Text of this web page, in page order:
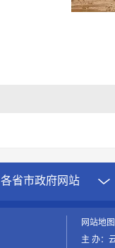
各省市政府网站
网站地
主 办：